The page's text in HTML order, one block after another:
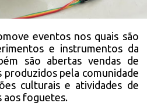
eventos nos quais são
e instrumentos da
são abertas vendas de
pela comunidade
culturais e atividades de
aos foguetes.